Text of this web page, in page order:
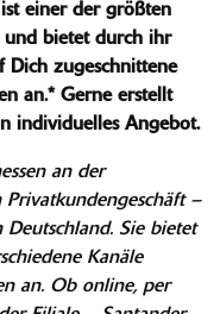
einer der größten
und bietet durch ihr
Dich zugeschnittene
an.* Gerne erstellt
individuelles Angebot.
an der
–
Sie bietet
Kanäle
an. Ob online, per